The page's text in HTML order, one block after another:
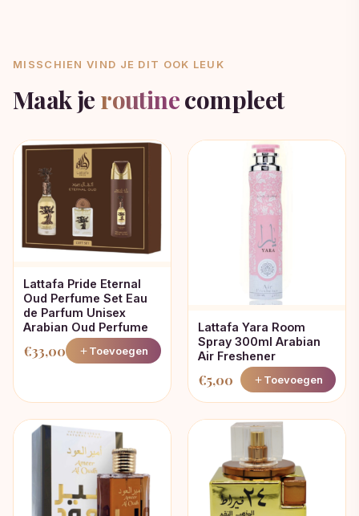
MISSCHIEN VIND JE DIT OOK LEUK
Maak je routinecompleet
Lattafa Pride Eternal
Oud Perfume Set Eau
de Parfum Unisex
Arabian Oud Perfume
€33,00 Toevoegen
Lattafa Yara Room
Spray 300ml Arabian
Air Freshener
€5,00 Toevoegen